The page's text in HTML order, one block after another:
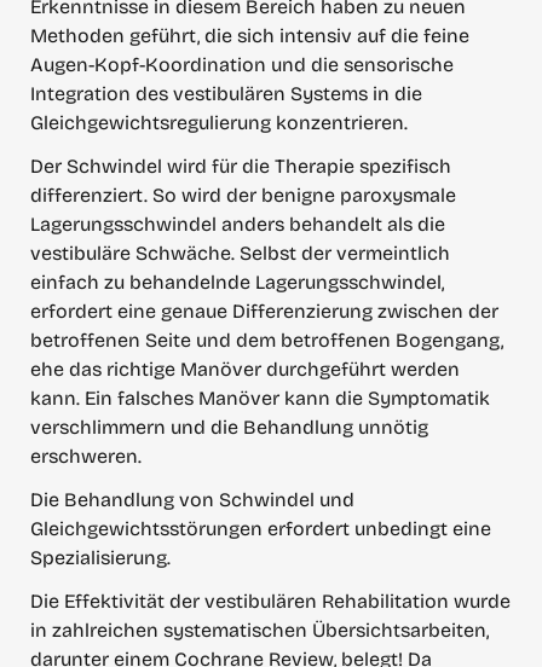
Erkenntnisse in diesem Bereich haben zu neuen
Methoden geführt, die sich intensiv auf die feine
Augen-Kopf-Koordination und die sensorische
Integration des vestibulären Systems in die
Gleichgewichtsregulierung konzentrieren.
Der Schwindel wird für die Therapie spezifisch
differenziert. So wird der benigne paroxysmale
Lagerungsschwindel anders behandelt als die
vestibuläre Schwäche. Selbst der vermeintlich
einfach zu behandelnde Lagerungsschwindel,
erfordert eine genaue Differenzierung zwischen der
betroffenen Seite und dem betroffenen Bogengang,
ehe das richtige Manöver durchgeführt werden
kann. Ein falsches Manöver kann die Symptomatik
verschlimmern und die Behandlung unnötig
erschweren.
Die Behandlung von Schwindel und
Gleichgewichtsstörungen erfordert unbedingt eine
Spezialisierung.
Die Effektivität der vestibulären Rehabilitation wurde
in zahlreichen systematischen Übersichtsarbeiten,
darunter einem Cochrane Review, belegt! Da